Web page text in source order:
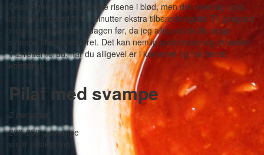
Denne gang lagde jeg ikke risene i blød, men det viste sig også,
at det kun betød 5-10 minutter ekstra tilberedningstid. Til gengæld
stegte jeg svampene dagen før, da jeg alligevel skulle stege
svampe til en anden ret. Det kan nemlig godt betale sig at tænke
1-2 retter forud, når du alligevel er i køkkenet og har tændt
komfuret.
Pilaf med svampe
2 personer
200-250 g svampe
smør til stegning